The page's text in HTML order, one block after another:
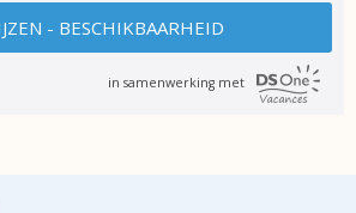
- BESCHIKBAARHEID
in samenwerking met